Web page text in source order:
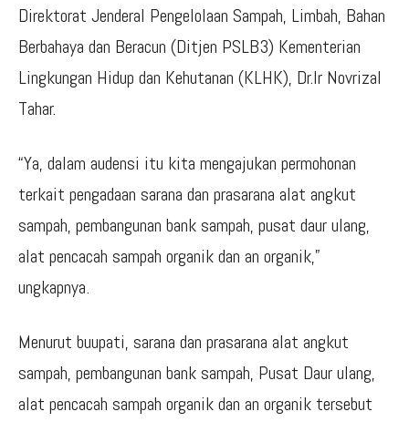
Direktorat Jenderal Pengelolaan Sampah, Limbah, Bahan
Berbahaya dan Beracun (Ditjen PSLB3) Kementerian
Lingkungan Hidup dan Kehutanan (KLHK), Dr.Ir Novrizal
Tahar.
“Ya, dalam audensi itu kita mengajukan permohonan
terkait pengadaan sarana dan prasarana alat angkut
sampah, pembangunan bank sampah, pusat daur ulang,
alat pencacah sampah organik dan an organik,”
ungkapnya.
Menurut buupati, sarana dan prasarana alat angkut
sampah, pembangunan bank sampah, Pusat Daur ulang,
alat pencacah sampah organik dan an organik tersebut